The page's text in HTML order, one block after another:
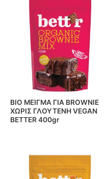
BIO ΜΕΙΓΜΑ ΓΙΑ BROWNIE
ΧΩΡΙΣ ΓΛΟΥΤΕΝΗ VEGAN
BETTER 400gr